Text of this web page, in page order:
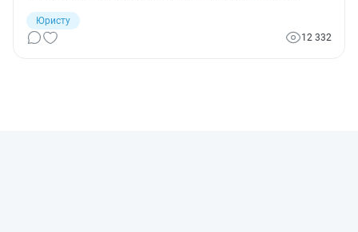
выплаты серой зарплаты.
Юристу
12 332